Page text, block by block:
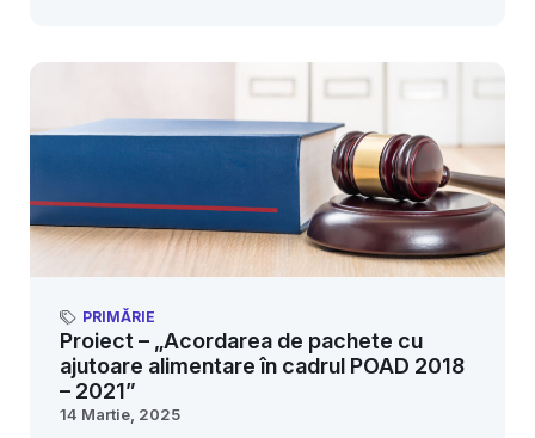
PRIMĂRIE
Proiect – „Acordarea de pachete cu
ajutoare alimentare în cadrul POAD 2018
– 2021”
14 Martie, 2025